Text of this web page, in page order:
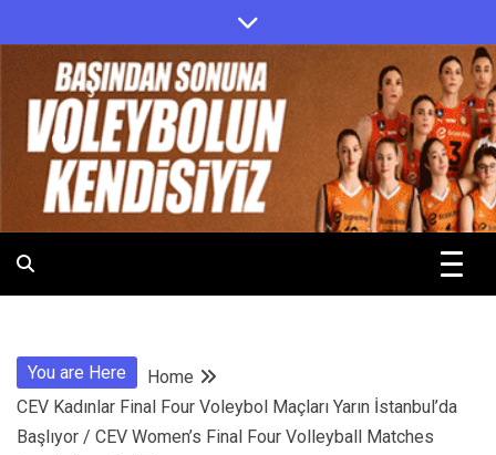
to
content
.
.
You are Here
Home
CEV Kadınlar Final Four Voleybol Maçları Yarın İstanbul’da
Başlıyor / CEV Women’s Final Four Volleyball Matches